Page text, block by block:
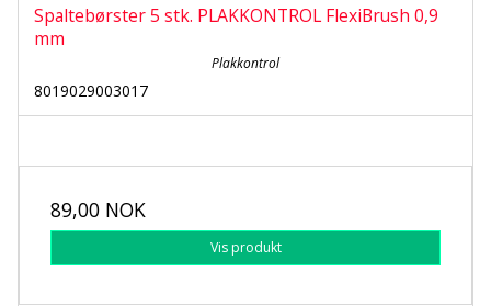
Spaltebørster 5 stk. PLAKKONTROL FlexiBrush 0,9
mm
Plakkontrol
8019029003017
89,00 NOK
Vis produkt